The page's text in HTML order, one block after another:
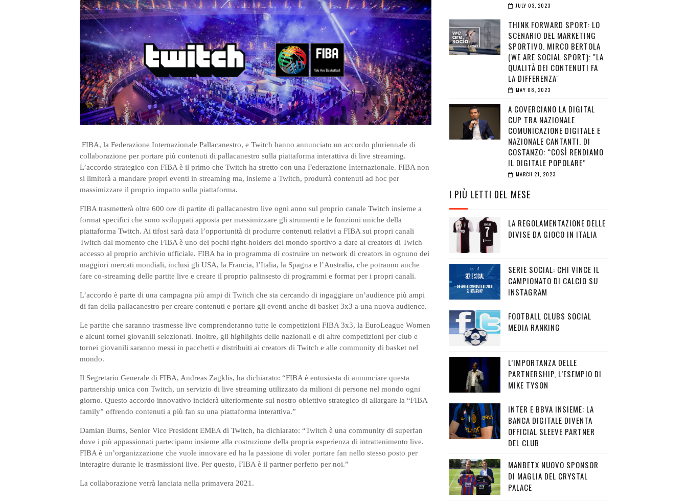
FIBA, la Federazione Internazionale Pallacanestro, e Twitch hanno annunciato un accordo pluriennale di
collaborazione per portare più contenuti di pallacanestro sulla piattaforma interattiva di live streaming.
L’accordo strategico con FIBA è il primo che Twitch ha stretto con una Federazione Internazionale. FIBA non
si limiterà a mandare propri eventi in streaming ma, insieme a Twitch, produrrà contenuti ad hoc per
massimizzare il proprio impatto sulla piattaforma.
FIBA trasmetterà oltre 600 ore di partite di pallacanestro live ogni anno sul proprio canale Twitch insieme a
format specifici che sono sviluppati apposta per massimizzare gli strumenti e le funzioni uniche della
piattaforma Twitch. Ai tifosi sarà data l’opportunità di produrre contenuti relativi a FIBA sui propri canali
Twitch dal momento che FIBA è uno dei pochi right-holders del mondo sportivo a dare ai creators di Twich
accesso al proprio archivio ufficiale. FIBA ha in programma di costruire un network di creators in ognuno dei
maggiori mercati mondiali, inclusi gli USA, la Francia, l’Italia, la Spagna e l’Australia, che potranno anche
fare co-streaming delle partite live e creare il proprio palinsesto di programmi e format per i propri canali.
L’accordo è parte di una campagna più ampi di Twitch che sta cercando di ingaggiare un’audience più ampi
di fan della pallacanestro per creare contenuti e portare gli eventi anche di basket 3x3 a una nuova audience.
Le partite che saranno trasmesse live comprenderanno tutte le competizioni FIBA 3x3, la EuroLeague Women
e alcuni tornei giovanili selezionati. Inoltre, gli highlights delle nazionali e di altre competizioni per club e
tornei giovanili saranno messi in pacchetti e distribuiti ai creators di Twitch e alle community di basket nel
mondo.
Il Segretario Generale di FIBA, Andreas Zagklis, ha dichiarato: “FIBA è entusiasta di annunciare questa
partnership unica con Twitch, un servizio di live streaming utilizzato da milioni di persone nel mondo ogni
giorno. Questo accordo innovativo inciderà ulteriormente sul nostro obiettivo strategico di allargare la “FIBA
family” offrendo contenuti a più fan su una piattaforma interattiva.”
Damian Burns, Senior Vice President EMEA di Twitch, ha dichiarato: “Twitch è una community di superfan
dove i più appassionati partecipano insieme alla costruzione della propria esperienza di intrattenimento live.
FIBA è un’organizzazione che vuole innovare ed ha la passione di voler portare fan nello stesso posto per
interagire durante le trasmissioni live. Per questo, FIBA è il partner perfetto per noi.”
La collaborazione verrà lanciata nella primavera 2021.
JULY 03, 2023
THINK FORWARD SPORT: LO
SCENARIO DEL MARKETING
SPORTIVO. MIRCO BERTOLA
(WE ARE SOCIAL SPORT): "LA
QUALITÀ DEI CONTENUTI FA
LA DIFFERENZA"
MAY 08, 2023
A COVERCIANO LA DIGITAL
CUP TRA NAZIONALE
COMUNICAZIONE DIGITALE E
NAZIONALE CANTANTI. DI
COSTANZO: “COSÌ RENDIAMO
IL DIGITALE POPOLARE”
MARCH 21, 2023
I PIÙ LETTI DEL MESE
LA REGOLAMENTAZIONE DELLE
DIVISE DA GIOCO IN ITALIA
SERIE SOCIAL: CHI VINCE IL
CAMPIONATO DI CALCIO SU
INSTAGRAM
FOOTBALL CLUBS SOCIAL
MEDIA RANKING
L’IMPORTANZA DELLE
PARTNERSHIP, L’ESEMPIO DI
MIKE TYSON
INTER E BBVA INSIEME: LA
BANCA DIGITALE DIVENTA
OFFICIAL SLEEVE PARTNER
DEL CLUB
MANBETX NUOVO SPONSOR
DI MAGLIA DEL CRYSTAL
PALACE